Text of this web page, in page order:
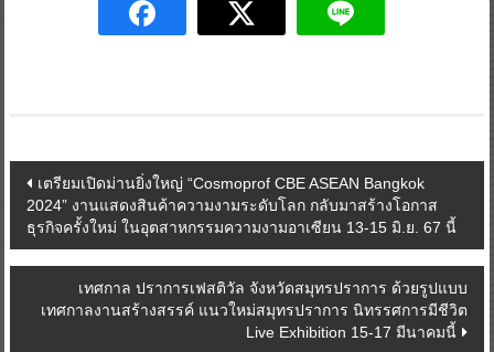
Post
navigation
เตรียมเปิดม่านยิ่งใหญ่ “Cosmoprof CBE ASEAN Bangkok
2024” งานแสดงสินค้าความงามระดับโลก กลับมาสร้างโอกาส
ธุรกิจครั้งใหม่ ในอุตสาหกรรมความงามอาเซียน 13-15 มิ.ย. 67 นี้
เทศกาล ปราการเฟสติวัล จังหวัดสมุทรปราการ ด้วยรูปแบบ
เทศกาลงานสร้างสรรค์ แนวใหม่สมุทรปราการ นิทรรศการมีชีวิต
Live Exhibition 15-17 มีนาคมนี้